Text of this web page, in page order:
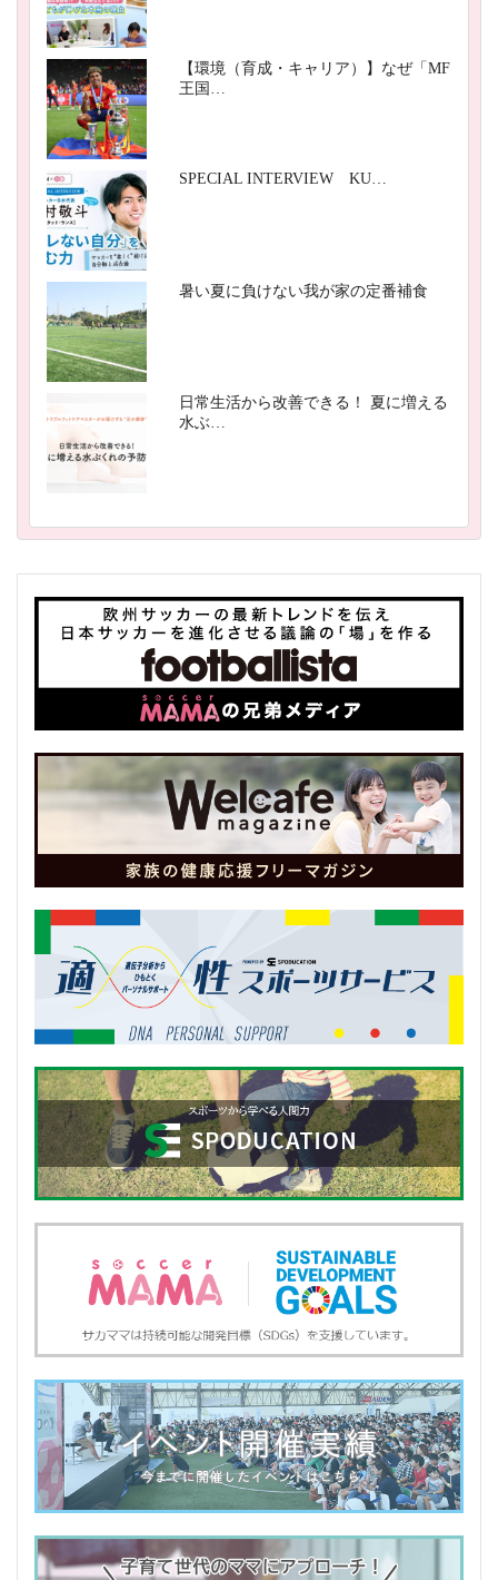
【環境（育成・キャリア）】なぜ「MF
王国…
SPECIAL INTERVIEW KU…
暑い夏に負けない我が家の定番補食
日常生活から改善できる！ 夏に増える
水ぶ…